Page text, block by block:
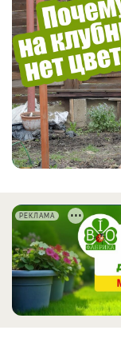
РЕКЛАМА